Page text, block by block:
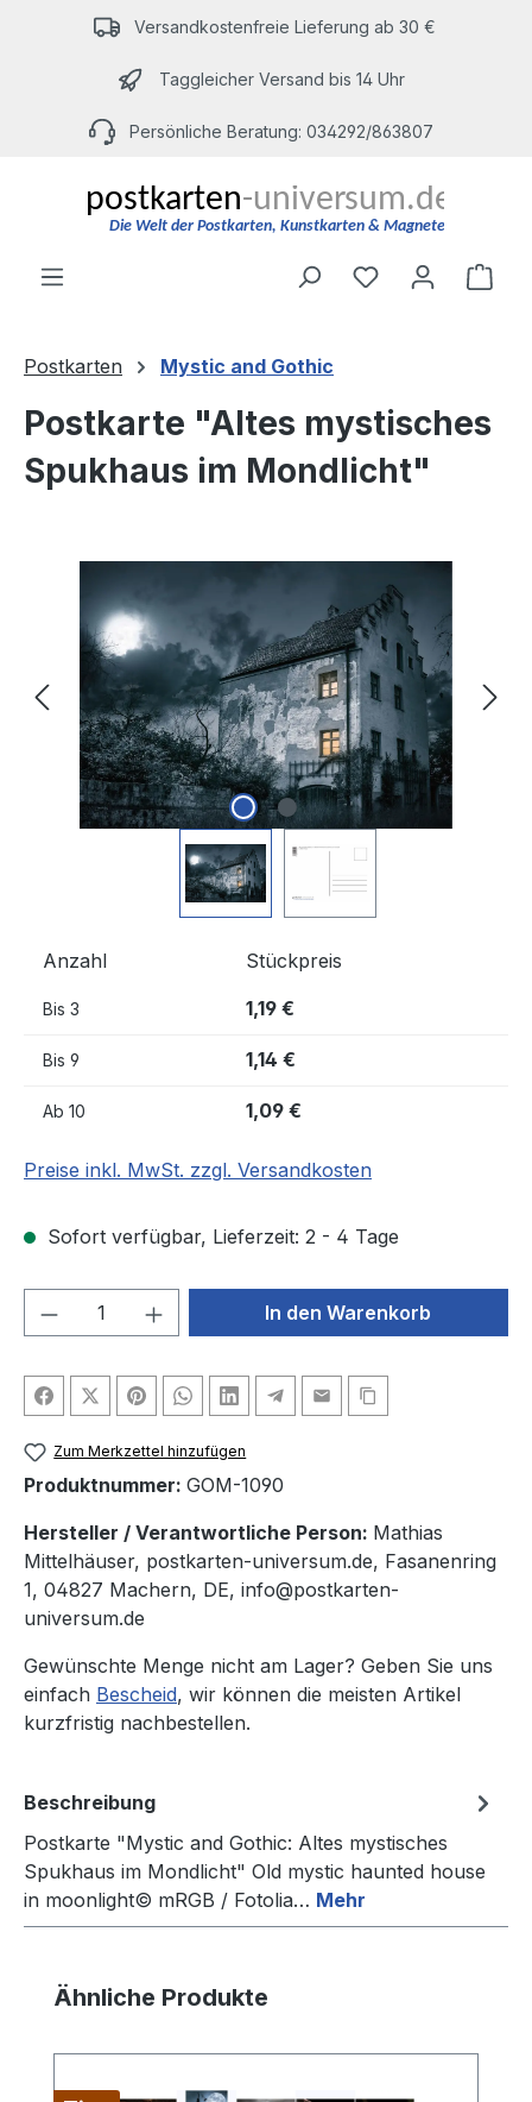
Zum Hauptinhalt springenVersandkostenfreie Lieferung ab 30 €
Taggleicher Versand bis 14 Uhr
Persönliche Beratung: 034292/863807
Du hast 0
Postkarten Mystic and Gothic
Postkarte "Altes mystisches
Spukhaus im Mondlicht"
Bildergalerie überspringen
Anzahl Stückpreis
Bis 3 1,19 €
Bis 9 1,14 €
Ab 10 1,09 €
Preise inkl. MwSt. zzgl. Versandkosten
Sofort verfügbar, Lieferzeit: 2 - 4 Tage
Produkt Anzahl: Gib denIn den Warenkorb
Zum Merkzettel hinzufügen
Produktnummer: GOM-1090
Hersteller / Verantwortliche Person: Mathias
Mittelhäuser, postkarten-universum.de, Fasanenring
1, 04827 Machern, DE, info@postkarten-
universum.de
Gewünschte Menge nicht am Lager? Geben Sie uns
einfach Bescheid, wir können die meisten Artikel
kurzfristig nachbestellen.
Beschreibung
Postkarte "Mystic and Gothic: Altes mystisches
Spukhaus im Mondlicht" Old mystic haunted house
in moonlight© mRGB / Fotolia… Mehr
Produktgalerie überspringen
Ähnliche Produkte